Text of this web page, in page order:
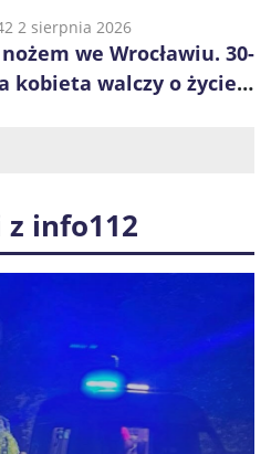
2 sierpnia 2026
we Wrocławiu. 30-
kobieta walczy o życie,
info112